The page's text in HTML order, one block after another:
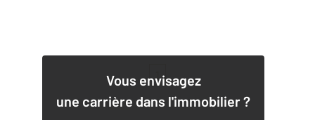
Vous envisagez
une carrière dans l'immobilier ?